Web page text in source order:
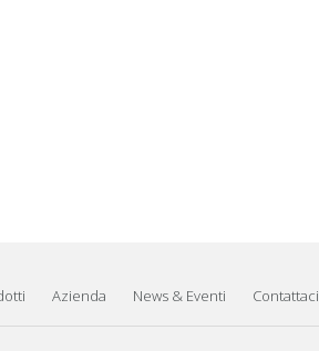
Azienda News & Eventi Contattaci